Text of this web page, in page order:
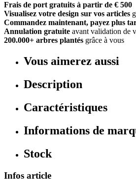
Frais de port gratuits à partir de € 500
Visualisez votre design sur vos articles
Commandez maintenant, payez plus
Annulation gratuite avant validation de
200.000+ arbres plantés grâce à vous
Vous aimerez aussi
Description
Caractéristiques
Informations de
Stock
Infos article